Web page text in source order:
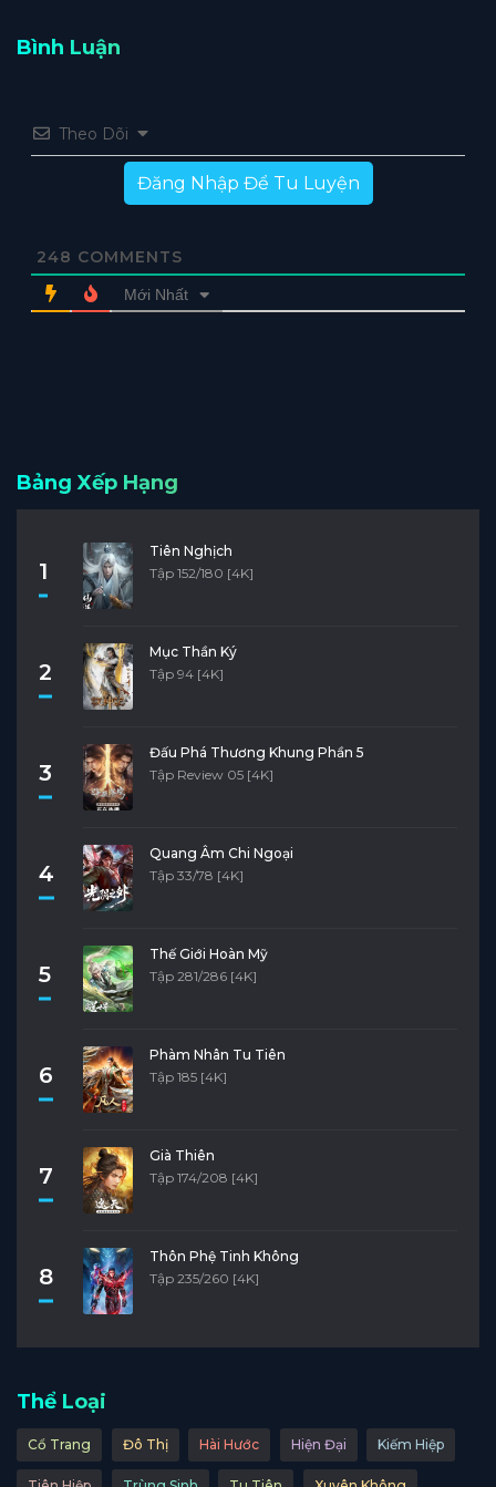
Bình Luận
Theo Dõi
Đăng Nhập Để Tu Luyện
248 COMMENTS
Mới Nhất
Bảng Xếp Hạng
1
Tiên Nghịch
Tập 152/180 [4K]
2
Mục Thần Ký
Tập 94 [4K]
3
Đấu Phá Thương Khung Phần 5
Tập Review 05 [4K]
4
Quang Âm Chi Ngoại
Tập 33/78 [4K]
5
Thế Giới Hoàn Mỹ
Tập 281/286 [4K]
6
Phàm Nhân Tu Tiên
Tập 185 [4K]
7
Già Thiên
Tập 174/208 [4K]
8
Thôn Phệ Tinh Không
Tập 235/260 [4K]
Thể Loại
Cổ Trang Đô Thị Hài Hước Hiện Đại Kiếm Hiệp